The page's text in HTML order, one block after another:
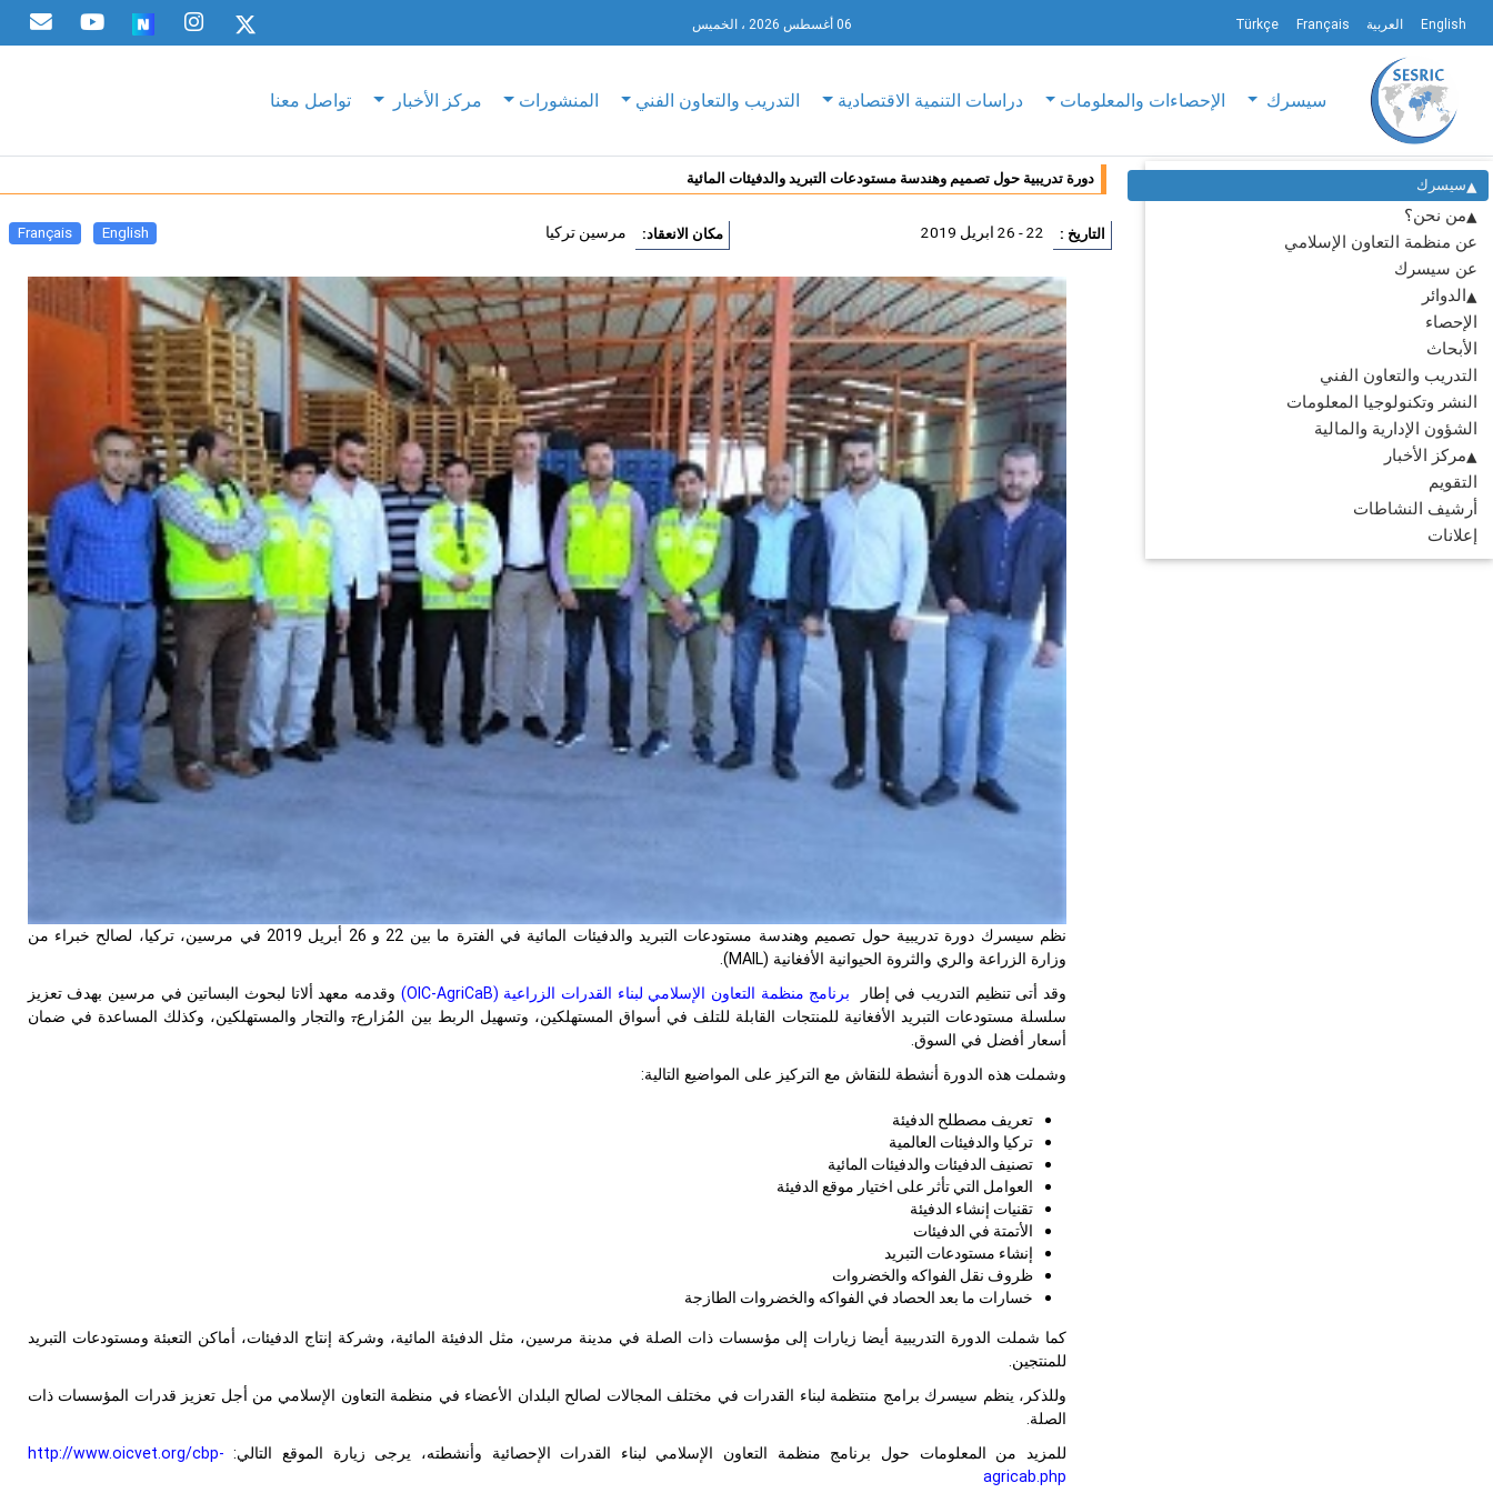
English العربية Français
Türkçe 06 أغسطس 2026 ، الخميس
سيسرك الإحصاءات والمعلومات دراسات التنمية الاقتصادية التدريب والتعاون الفني المنشورات مركز الأخبار تواصل معنا
سيسرك
من نحن؟
عن منظمة التعاون الإسلامي
عن سيسرك
الدوائر
الإحصاء
الأبحاث
التدريب والتعاون الفني
النشر وتكنولوجيا المعلومات
الشؤون الإدارية والمالية
مركز الأخبار
التقويم
أرشيف النشاطات
إعلانات
دورة تدريبية حول تصميم وهندسة مستودعات التبريد والدفيئات المائية
التاريخ : 22 - 26 ابريل 2019 مكان الانعقاد: مرسين تركيا English
Français
نظم سيسرك دورة تدريبية حول تصميم وهندسة مستودعات التبريد والدفيئات المائية في الفترة ما بين 22 و 26 أبريل 2019 في مرسين، تركيا، لصالح خبراء من
وزارة الزراعة والري والثروة الحيوانية الأفغانية (MAIL
).
وقد أتى تنظيم التدريب في إطار
برنامج منظمة التعاون الإسلامي لبناء القدرات الزراعية (OIC-AgriCaB
) وقدمه معهد ألاتا لبحوث البساتين في مرسين بهدف تعزيز
سلسلة مستودعات التبريد الأفغانية للمنتجات القابلة للتلف في أسواق المستهلكين، وتسهيل الربط بين المُزارع،والتجار والمستهلكين، وكذلك المساعدة في ضمان
أسعار أفضل في السوق.
وشملت هذه الدورة أنشطة للنقاش مع التركيز على المواضيع التالية:
تعريف مصطلح الدفيئة
تركيا والدفيئات العالمية
تصنيف الدفيئات والدفيئات المائية
العوامل التي تأثر على اختيار موقع الدفيئة
تقنيات إنشاء الدفيئة
الأتمتة في الدفيئات
إنشاء مستودعات التبريد
ظروف نقل الفواكه والخضروات
خسارات ما بعد الحصاد في الفواكه والخضروات الطازجة
كما شملت الدورة التدريبية أيضا زيارات إلى مؤسسات ذات الصلة في مدينة مرسين، مثل الدفيئة المائية، وشركة إنتاج الدفيئات، أماكن التعبئة ومستودعات التبريد
للمنتجين.
وللذكر، ينظم سيسرك برامج منتظمة لبناء القدرات في مختلف المجالات لصالح البلدان الأعضاء في منظمة التعاون الإسلامي من أجل تعزيز قدرات المؤسسات ذات
الصلة.
للمزيد من المعلومات حول برنامج منظمة التعاون الإسلامي لبناء القدرات الإحصائية وأنشطته، يرجى زيارة الموقع التالي: http://www.oicvet.org/cbp-
agricab.php